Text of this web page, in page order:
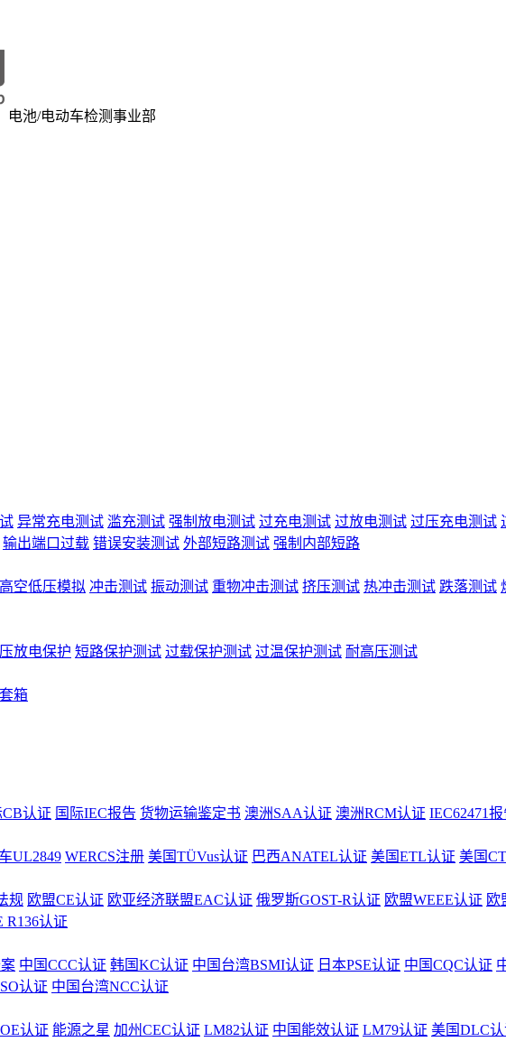
电池/电动车检测事业部
异常充电测试 滥充测试 强制放电测试 过充电测试 过放电测试 过压充电测试
输出端口过载 错误安装测试 外部短路测试 强制内部短路
高空低压模拟 冲击测试 振动测试 重物冲击测试 挤压测试 热冲击测试 跌落测试
放电保护 短路保护测试 过载保护测试 过温保护测试 耐高压测试
箱
CB认证 国际IEC报告 货物运输鉴定书 澳洲SAA认证 澳洲RCM认证 IEC62471报
UL2849 WERCS注册 美国TÜVus认证 巴西ANATEL认证 美国ETL认证 美国
规 欧盟CE认证 欧亚经济联盟EAC认证 俄罗斯GOST-R认证 欧盟WEEE认证 欧
R136认证
中国CCC认证 韩国KC认证 中国台湾BSMI认证 日本PSE认证 中国CQC认证
认证 中国台湾NCC认证
认证 能源之星 加州CEC认证 LM82认证 中国能效认证 LM79认证 美国DLC认